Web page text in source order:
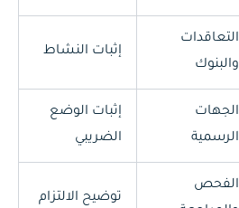
التعاقدات
والبنوك
إثبات النشاط
الجهات
الرسمية
إثبات الوضع
الضريبي
الفحص
توضيح الالتزام